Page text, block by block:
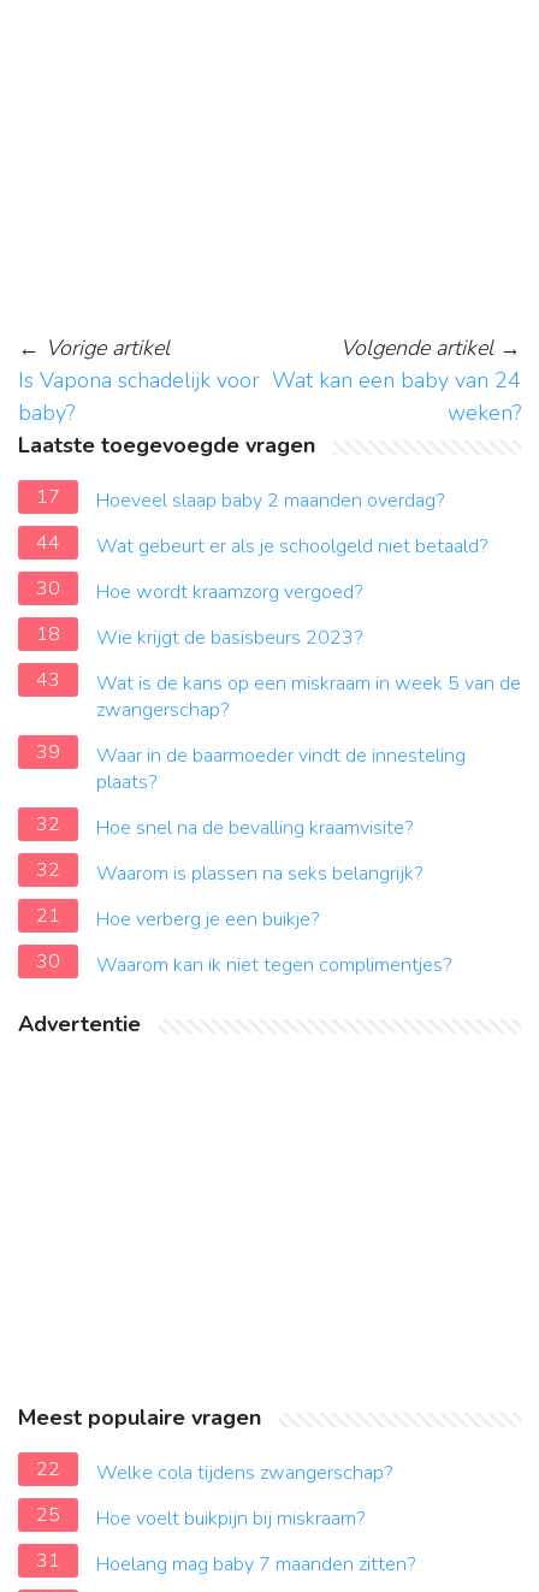
← Vorige artikel
Is Vapona schadelijk voor
baby?
Volgende artikel→
Wat kan een baby van 24
weken?
Laatste toegevoegde vragen
17
Hoeveel slaap baby 2 maanden overdag?
44
Wat gebeurt er als je schoolgeld niet betaald?
30
Hoe wordt kraamzorg vergoed?
18
Wie krijgt de basisbeurs 2023?
43
Wat is de kans op een miskraam in week 5 van de
zwangerschap?
39
Waar in de baarmoeder vindt de innesteling
plaats?
32
Hoe snel na de bevalling kraamvisite?
32
Waarom is plassen na seks belangrijk?
21
Hoe verberg je een buikje?
30
Waarom kan ik niet tegen complimentjes?
Advertentie
Meest populaire vragen
22
Welke cola tijdens zwangerschap?
25
Hoe voelt buikpijn bij miskraam?
31
Hoelang mag baby 7 maanden zitten?